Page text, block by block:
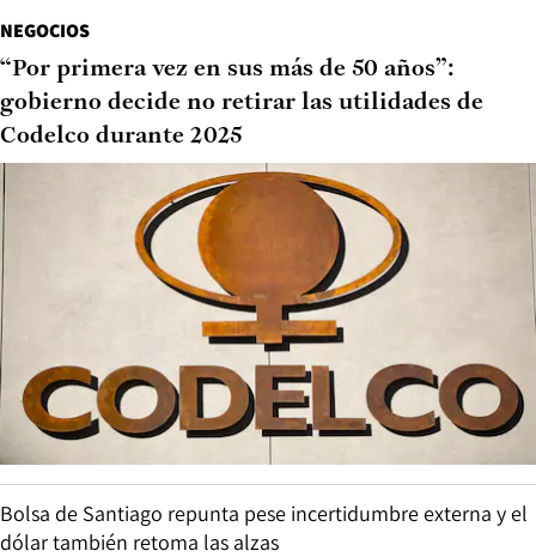
NEGOCIOS
“Por primera vez en sus más de 50 años”:
gobierno decide no retirar las utilidades de
Codelco durante 2025
Bolsa de Santiago repunta pese incertidumbre externa y el
dólar también retoma las alzas